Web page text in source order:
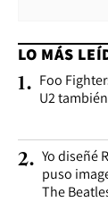
LO MÁS
1. Foo
U2
2. Yo diseñé
puso
The